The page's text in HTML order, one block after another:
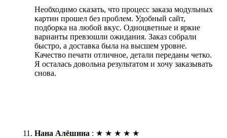
Необходимо сказать, что процесс заказа модульных
картин прошел без проблем. Удобный сайт,
подборка на любой вкус. Одноцветные и яркие
варианты превзошли ожидания. Заказ собрали
быстро, а доставка была на высшем уровне.
Качество печати отличное, детали переданы четко.
Я осталась довольна результатом и хочу заказывать
снова.
Нана Алёшина : ★ ★ ★ ★ ★